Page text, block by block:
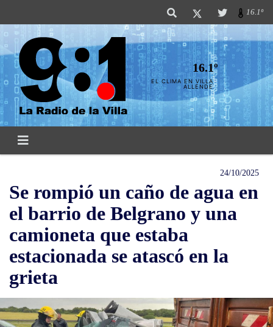
16.1º
16.1º
EL CLIMA EN VILLA
ALLENDE
24/10/2025
Se rompió un caño de agua en
el barrio de Belgrano y una
camioneta que estaba
estacionada se atascó en la
grieta